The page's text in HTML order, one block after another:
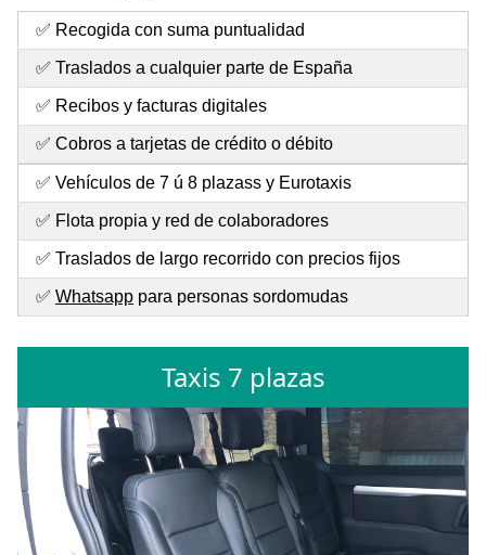
✅ Recogida con suma puntualidad
✅ Traslados a cualquier parte de España
✅ Recibos y facturas digitales
✅ Cobros a tarjetas de crédito o débito
✅ Vehículos de 7 ú 8 plazass y Eurotaxis
✅ Flota propia y red de colaboradores
✅ Traslados de largo recorrido con precios fijos
✅ Whatsapp para personas sordomudas
Taxis 7 plazas